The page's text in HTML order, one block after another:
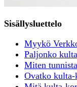
Sisällysluettelo
Myykö
Paljonko
Miten
Ovatko